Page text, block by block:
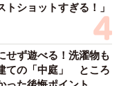
ショットすぎる！」
せず遊べる！洗濯物も
ての「中庭」 ところ